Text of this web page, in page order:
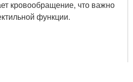
кровообращение, что важно
функции.